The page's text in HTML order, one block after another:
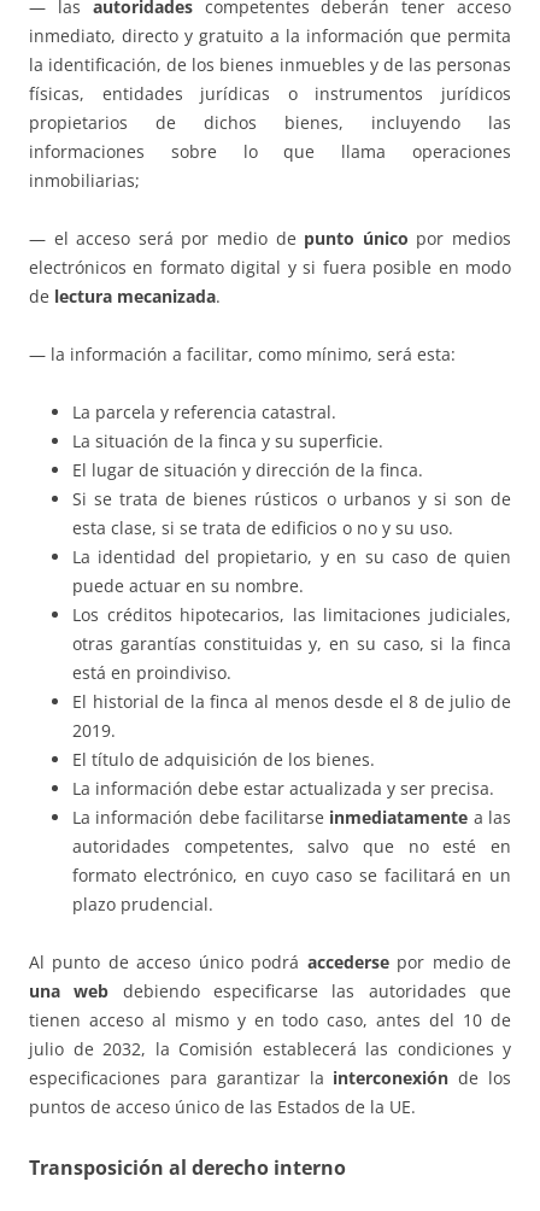
— las autoridadescompetentes deberán tener acceso
inmediato, directo y gratuito a la información que permita
la identificación, de los bienes inmuebles y de las personas
físicas, entidades jurídicas o instrumentos jurídicos
propietarios de dichos bienes, incluyendo las
informaciones sobre lo que llama operaciones
inmobiliarias;
— el acceso será por medio de punto único por medios
electrónicos en formato digital y si fuera posible en modo
de lectura mecanizada.
— la información a facilitar, como mínimo, será esta:
La parcela y referencia catastral.
La situación de la finca y su superficie.
El lugar de situación y dirección de la finca.
Si se trata de bienes rústicos o urbanos y si son de
esta clase, si se trata de edificios o no y su uso.
La identidad del propietario, y en su caso de quien
puede actuar en su nombre.
Los créditos hipotecarios, las limitaciones judiciales,
otras garantías constituidas y, en su caso, si la finca
está en proindiviso.
El historial de la finca al menos desde el 8 de julio de
2019.
El título de adquisición de los bienes.
La información debe estar actualizada y ser precisa.
La información debe facilitarse inmediatamente a las
autoridades competentes, salvo que no esté en
formato electrónico, en cuyo caso se facilitará en un
plazo prudencial.
Al punto de acceso único podrá accedersepor medio de
una web debiendo especificarse las autoridades que
tienen acceso al mismo y en todo caso, antes del 10 de
julio de 2032, la Comisión establecerá las condiciones y
especificaciones para garantizar la interconexión de los
puntos de acceso único de las Estados de la UE.
Transposición al derecho interno